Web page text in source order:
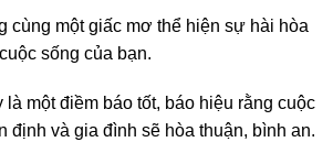
cùng một giấc mơ thể hiện sự hài hòa
sống của bạn.
là một điềm báo tốt, báo hiệu rằng cuộc
định và gia đình sẽ hòa thuận, bình an.